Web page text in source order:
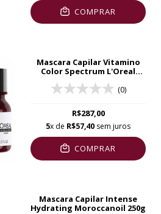
COMPRAR
Mascara Capilar Vitamino
Color Spectrum L'Oreal
250ml
(0)
R$287,00
5x de R$57,40 sem juros
COMPRAR
Mascara Capilar Intense
Hydrating Moroccanoil 250g